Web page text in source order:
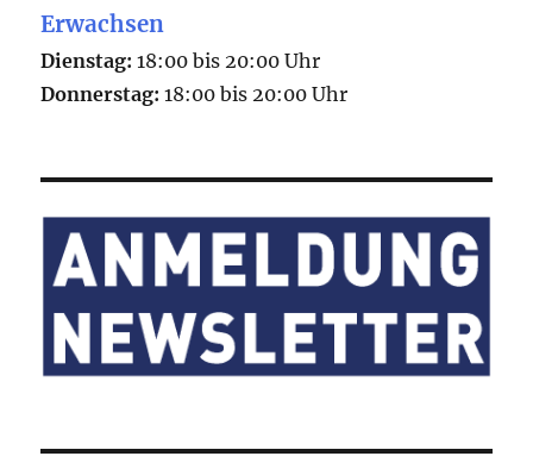
Erwachsen
Dienstag: 18:00 bis 20:00 Uhr
Donnerstag: 18:00 bis 20:00 Uhr